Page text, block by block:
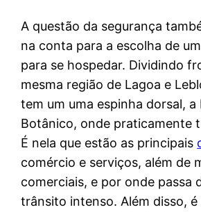
A questão da segurança
na conta para a escolha de
para se hospedar. Dividindo
mesma região de Lagoa e
tem um uma espinha dorsal, a
Botânico, onde praticamente
É nela que estão as principais
comércio e serviços, além de
comerciais, e por onde passa
trânsito intenso. Além disso,